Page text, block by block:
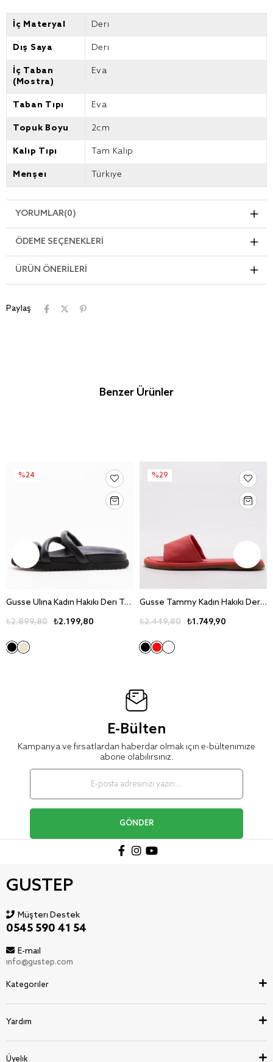
İç Materyal Deri
Dış Saya Deri
İç Taban
(Mostra)
Eva
Taban Tipi Eva
Topuk Boyu 2cm
Kalıp Tipi Tam Kalıp
Menşei Türkiye
YORUMLAR(0)
ÖDEME SEÇENEKLERI
ÜRÜN ÖNERILERI
Paylaş
Benzer Ürünler
Gusse Ulina Kadin Hakiki Deri Terlik 260717
₺2.199,80
₺2.899,80
%24
Gusse Tammy Kadin Hakiki Deri Terlik 242305
₺1.749,90
₺2.449,80
%29
E-Bülten
Kampanya ve fırsatlardan haberdar olmak için e-bültenimize
abone olabilirsiniz.
GÖNDER
GUSTEP
Müşteri Destek
0545 590 41 54
E-mail
info@gustep.com
Kategoriler
Yardım
Üyelik